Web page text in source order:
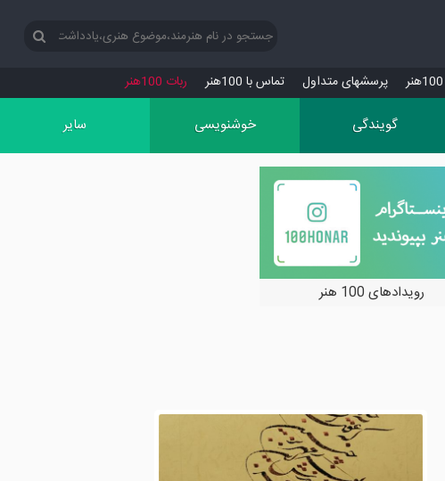
پرسش‏های متداول تماس با 100هنر ربات 100هنر
گویندگی خوشنویسی سایر
رویدادهای 100 هنر